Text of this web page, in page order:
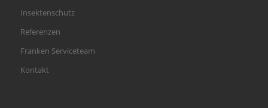
Insektenschutz
Referenzen
Franken Serviceteam
Kontakt